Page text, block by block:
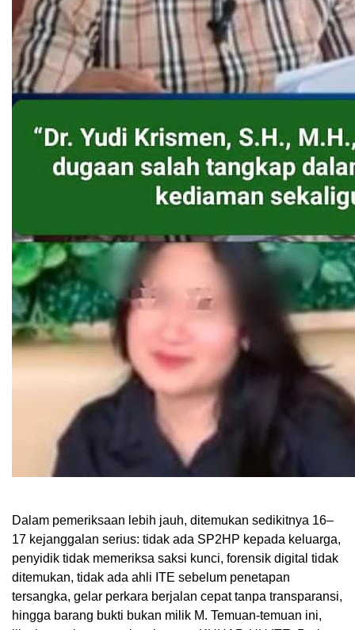
Dalam pemeriksaan lebih jauh, ditemukan sedikitnya 16–
17 kejanggalan serius: tidak ada SP2HP kepada keluarga,
penyidik tidak memeriksa saksi kunci, forensik digital tidak
ditemukan, tidak ada ahli ITE sebelum penetapan
tersangka, gelar perkara berjalan cepat tanpa transparansi,
hingga barang bukti bukan milik M. Temuan-temuan ini,